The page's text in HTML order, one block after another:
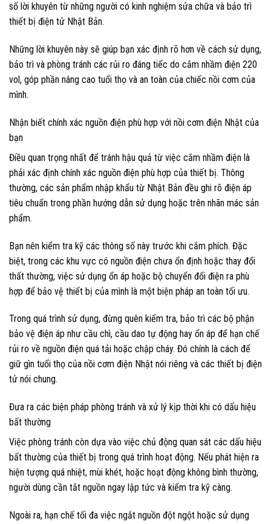
số lời khuyên từ những người có kinh nghiệm sửa chữa và bảo trì
thiết bị điện tử Nhật Bản.
Những lời khuyên này sẽ giúp bạn xác định rõ hơn về cách sử dụng,
bảo trì và phòng tránh các rủi ro đáng tiếc do cắm nhầm điện 220
vol, góp phần nâng cao tuổi thọ và an toàn của chiếc nồi cơm của
mình.
Nhận biết chính xác nguồn điện phù hợp với nồi cơm điện Nhật của
bạn
Điều quan trọng nhất để tránh hậu quả từ việc cắm nhầm điện là
phải xác định chính xác nguồn điện phù hợp của thiết bị. Thông
thường, các sản phẩm nhập khẩu từ Nhật Bản đều ghi rõ điện áp
tiêu chuẩn trong phần hướng dẫn sử dụng hoặc trên nhãn mác sản
phẩm.
Bạn nên kiểm tra kỹ các thông số này trước khi cắm phích. Đặc
biệt, trong các khu vực có nguồn điện chưa ổn định hoặc thay đổi
thất thường, việc sử dụng ổn áp hoặc bộ chuyển đổi điện ra phù
hợp để bảo vệ thiết bị của mình là một biện pháp an toàn tối ưu.
Trong quá trình sử dụng, đừng quên kiểm tra, bảo trì các bộ phận
bảo vệ điện áp như cầu chì, cầu dao tự động hay ổn áp để hạn chế
rủi ro về nguồn điện quá tải hoặc chập cháy. Đó chính là cách để
giữ gìn tuổi thọ của nồi cơm điện Nhật nói riêng và các thiết bị điện
tử nói chung.
Đưa ra các biện pháp phòng tránh và xử lý kịp thời khi có dấu hiệu
bất thường
Việc phòng tránh còn dựa vào việc chủ động quan sát các dấu hiệu
bất thường của thiết bị trong quá trình hoạt động. Nếu phát hiện ra
hiện tượng quá nhiệt, mùi khét, hoặc hoạt động không bình thường,
người dùng cần tắt nguồn ngay lập tức và kiểm tra kỹ càng.
Ngoài ra, hạn chế tối đa việc ngắt nguồn đột ngột hoặc sử dụng